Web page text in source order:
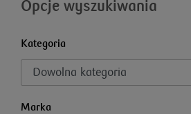
Opcje wyszukiwania
Kategoria
Marka